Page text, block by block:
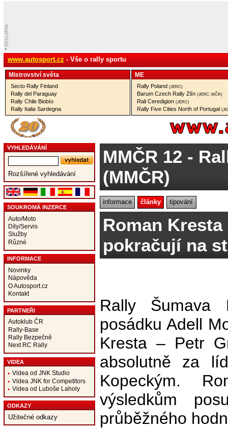
www.autosport.cz - Vše o rally sportu
Mistrovství­ světa
Secto Rally Finland
Rally del Paraguay
Rally Chile Biobío
Rally Italia Sardegna
ME
Rally Poland (JERC)
Barum Czech Rally Zlín (JERC, MČR)
Rali Ceredigion (JERC)
Rally Five Cities North of Portugal
VYHLEDÁVÁNÍ
Rozšířené vyhledávání
SOUKROMÁ INZERCE
Auto/Moto
Díly/Servis
Služby
Různé
INFORMACE
Novinky
Nápověda
O Autosport.cz
Kontakt
PARTNEŘI
Autoklub ČR
Rally-Base
Rally Bezpečně
Next RC Rally
VIDEA
Videa od JNK Studio
Videa JNK for Competitors
Videa od Luboše Laholy
ODKAZY
Užitečné odkazy
MMČR 12 -
(MMČR)
informace články tipování
Roman
pokračují na
Rally Šumava
posádku Adell
Kresta – Petr
absolutně za
Kopeckým.
výsledkům
průběžného